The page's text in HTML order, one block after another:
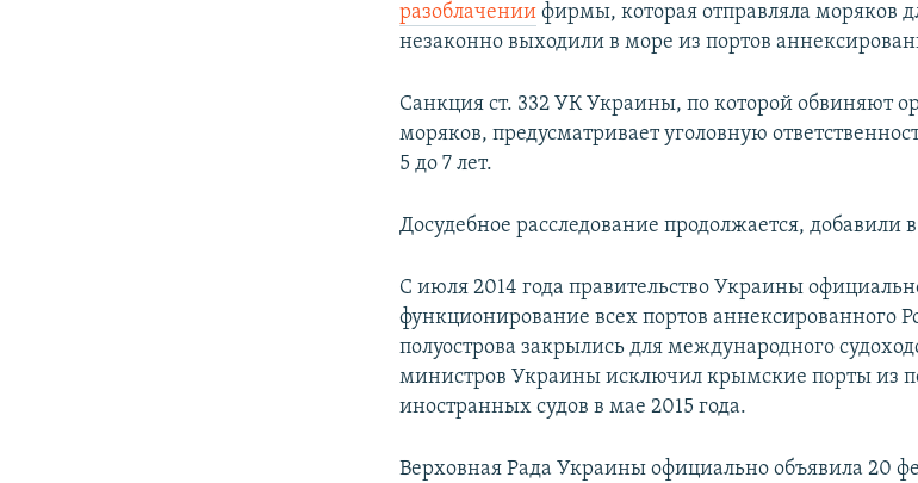
разоблачении фирмы, которая отправляла моряков
незаконно выходили в море из портов
Санкция ст. 332 УК Украины, по которой обвиняют
моряков, предусматривает уголовную
5 до 7 лет.
Досудебное расследование продолжается, добавили
С июля 2014 года правительство Украины
функционирование всех портов аннексированного
полуострова закрылись для международного
министров Украины исключил крымские порты из
иностранных судов в мае 2015 года.
Верховная Рада Украины официально объявила 20